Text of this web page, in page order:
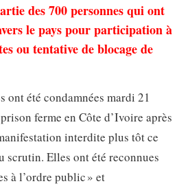
des 700 personnes qui ont
le pays pour participation à
ou tentative de blocage de
ont été condamnées mardi 21
ferme en Côte d’Ivoire après
interdite plus tôt ce
scrutin. Elles ont été reconnues
à l’ordre public » et